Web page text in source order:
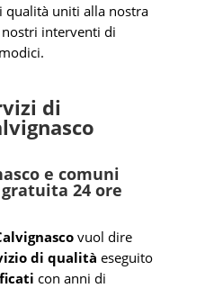
qualità uniti alla nostra
interventi di
di
e comuni
24 ore
vuol dire
di qualità eseguito
con anni di